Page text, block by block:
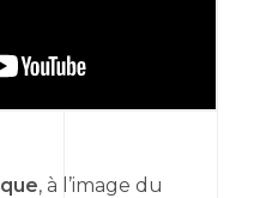
, à l’image du